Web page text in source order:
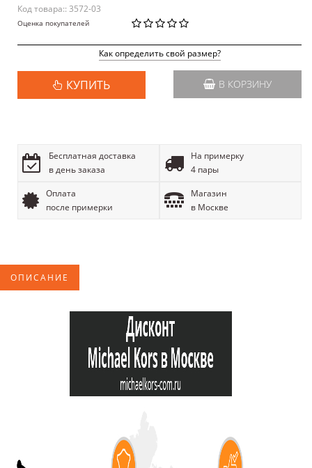
Код товара:: 3572-03
Оценка покупателей
Как определить свой размер?
КУПИТЬ В КОРЗИНУ
Бесплатная доставка
в день заказа
На примерку
4 пары
Оплата
после примерки
Магазин
в Москве
ОПИСАНИЕ